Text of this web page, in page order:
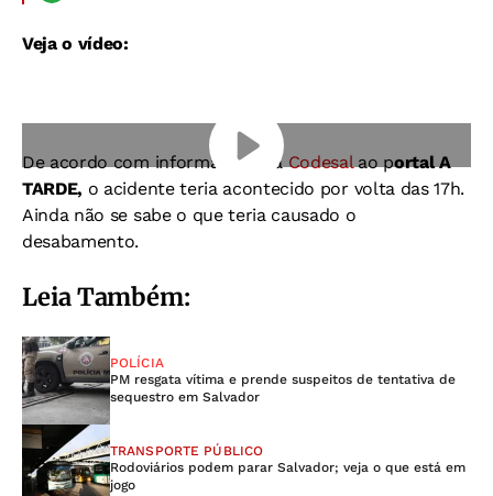
Veja o vídeo:
De acordo com informações daCodesalao portal A
TARDE, o acidente teria acontecido por volta das 17h.
Ainda não se sabe o que teria causado o
desabamento.
Leia Também:
POLÍCIA
PM resgata vítima e prende suspeitos de tentativa de
sequestro em Salvador
TRANSPORTE PÚBLICO
Rodoviários podem parar Salvador; veja o que está em
jogo